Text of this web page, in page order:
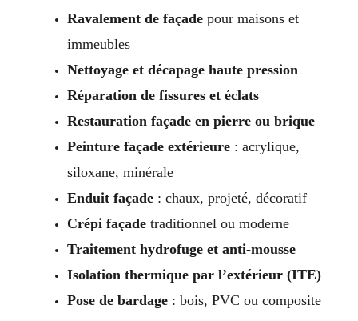
Ravalement de façadepour maisons et
immeubles
Nettoyage et décapage haute pression
Réparation de fissures et éclats
Restauration façade en pierre ou brique
Peinture façade extérieure: acrylique,
siloxane, minérale
Enduit façade: chaux, projeté, décoratif
Crépi façadetraditionnel ou moderne
Traitement hydrofuge et anti-mousse
Isolation thermique par l’extérieur (ITE)
Pose de bardage: bois, PVC ou composite